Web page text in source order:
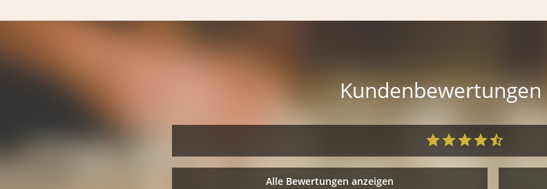
Alle Bewertungen anzeigen